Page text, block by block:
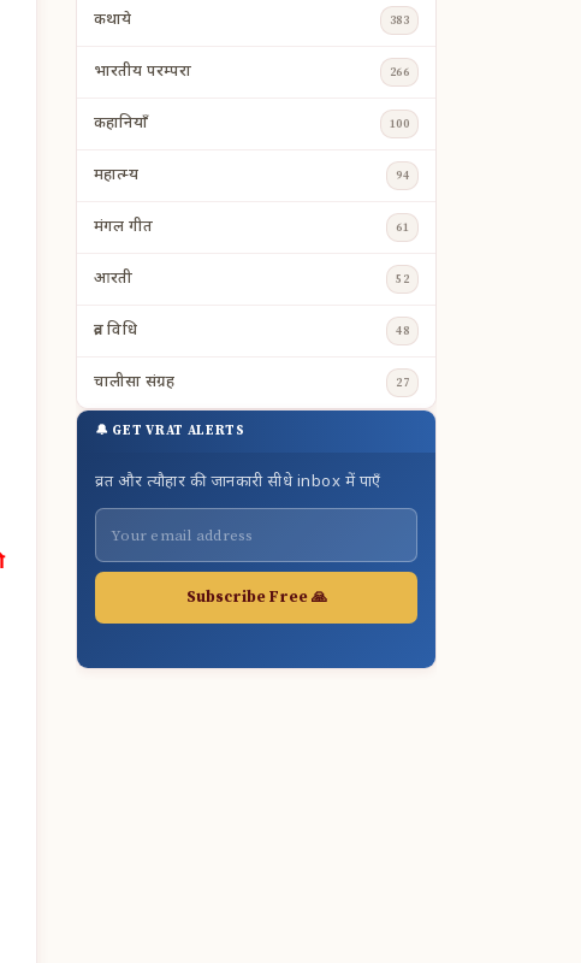
कथाये 383
भारतीय परम्परा 266
कहानियाँ 100
महात्म्य 94
मंगल गीत 61
आरती 52
व्रत विधि 48
चालीसा संग्रह 27
🔔 GET VRAT ALERTS
व्रत और त्यौहार की जानकारी सीधे inbox में पाएँ
Subscribe Free 🙏